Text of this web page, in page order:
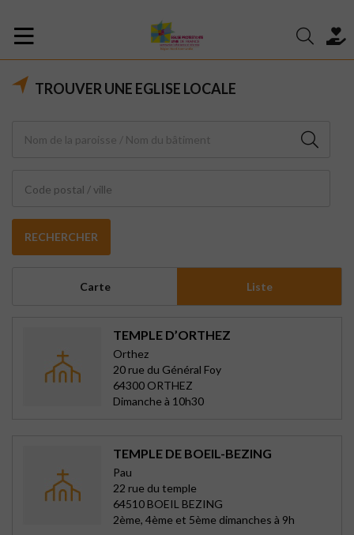
TROUVER UNE EGLISE LOCALE
Code postal / ville
RECHERCHER
Carte Liste
TEMPLE D’ORTHEZ
Orthez
20 rue du Général Foy
64300 ORTHEZ
Dimanche à 10h30
TEMPLE DE BOEIL-BEZING
Pau
22 rue du temple
64510 BOEIL BEZING
2ème, 4ème et 5ème dimanches à 9h